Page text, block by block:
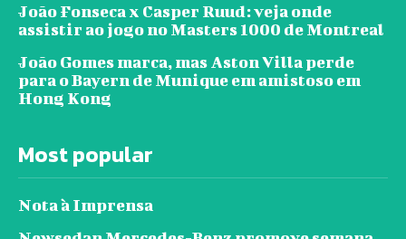
João Fonseca x Casper Ruud: veja onde
assistir ao jogo no Masters 1000 de Montreal
João Gomes marca, mas Aston Villa perde
para o Bayern de Munique em amistoso em
Hong Kong
Most popular
Nota à Imprensa